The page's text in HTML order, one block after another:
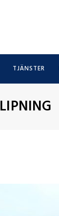
TJÄNSTER